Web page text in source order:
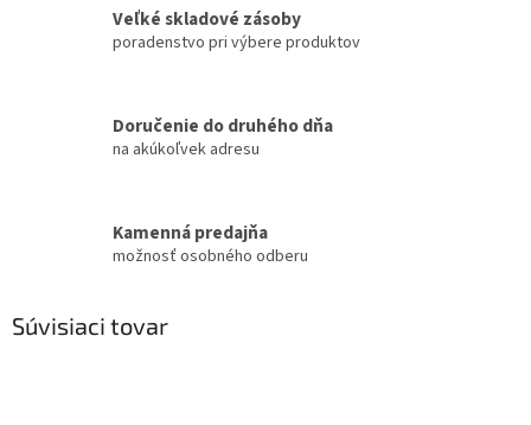
Veľké skladové zásoby
poradenstvo pri výbere produktov
Doručenie do druhého dňa
na akúkoľvek adresu
Kamenná predajňa
možnosť osobného odberu
Súvisiaci tovar